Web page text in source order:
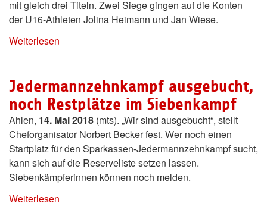
mit gleich drei Titeln. Zwei Siege gingen auf die Konten
der U16-Athleten Jolina Heimann und Jan Wiese.
Weiterlesen
Jedermannzehnkampf ausgebucht,
noch Restplätze im Siebenkampf
Ahlen, 14. Mai 2018 (mts). „Wir sind ausgebucht“, stellt
Cheforganisator Norbert Becker fest. Wer noch einen
Startplatz für den Sparkassen-Jedermannzehnkampf sucht,
kann sich auf die Reserveliste setzen lassen.
Siebenkämpferinnen können noch melden.
Weiterlesen